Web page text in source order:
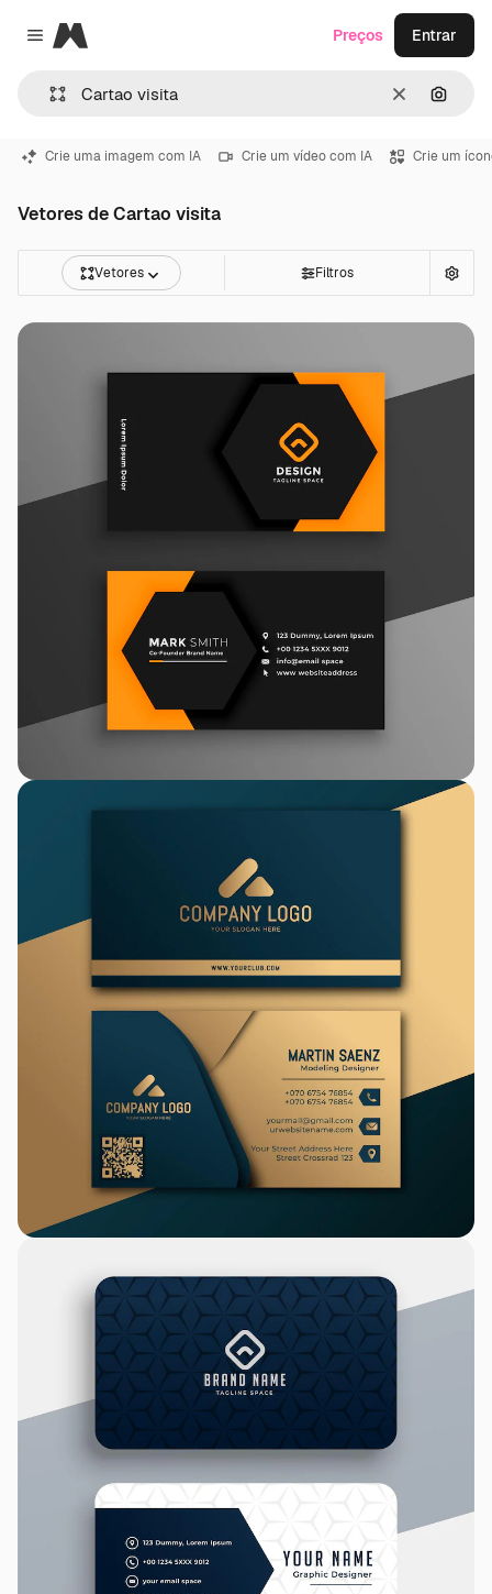
Close menu
Magnific
Limpar
Preços Entrar
Crie uma imagem com IA Crie um vídeo com IA Crie um
Vetores de Cartao visita
Vetores Filtros